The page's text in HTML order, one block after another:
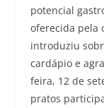
potencial
oferecida pela
introduziu
cardápio e
feira, 12 de
pratos